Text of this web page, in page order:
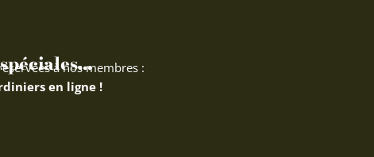
à nos membres :
en ligne !